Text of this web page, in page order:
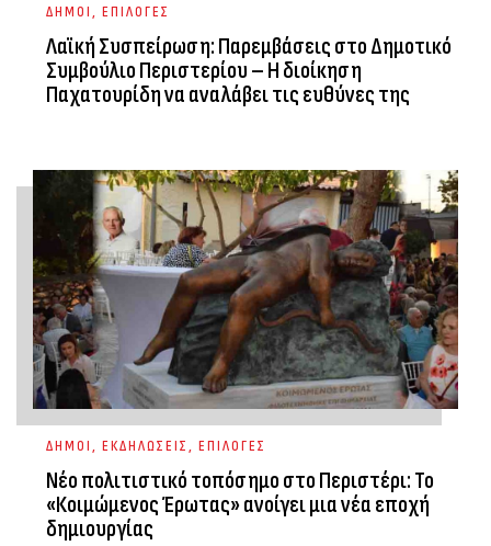
ΔΗΜΟΙ, ΕΠΙΛΟΓΕΣ
Λαϊκή Συσπείρωση: Παρεμβάσεις στο Δημοτικό
Συμβούλιο Περιστερίου – Η διοίκηση
Παχατουρίδη να αναλάβει τις ευθύνες της
ΔΗΜΟΙ, ΕΚΔΗΛΩΣΕΙΣ, ΕΠΙΛΟΓΕΣ
Νέο πολιτιστικό τοπόσημο στο Περιστέρι: Το
«Κοιμώμενος Έρωτας» ανοίγει μια νέα εποχή
δημιουργίας